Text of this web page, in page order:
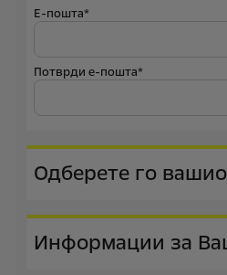
Е-пошта*
Потврди е-пошта*
Одберете го
Информации за